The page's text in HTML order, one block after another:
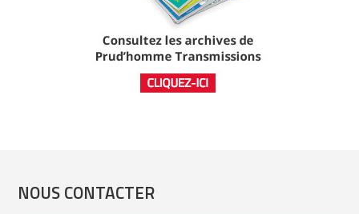
NOUS CONTACTER